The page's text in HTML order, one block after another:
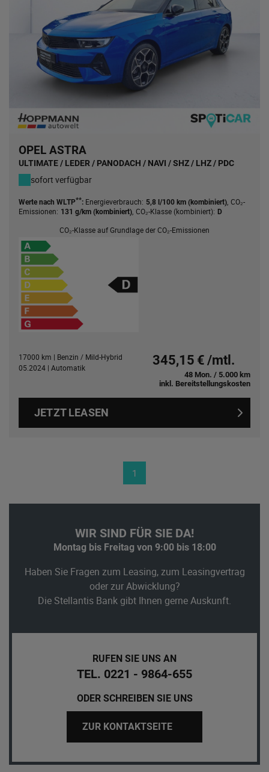
OPEL ASTRA
ULTIMATE / LEDER / PANODACH / NAVI / SHZ / LHZ / PDC
sofort verfügbar
Werte nach WLTP**: Energieverbrauch: 5,8 l/100 km (kombiniert) CO₂-
Emissionen: 131 g/km (kombiniert) CO₂-Klasse (kombiniert): D
CO₂-Klasse auf Grundlage der CO₂-Emissionen
17000 km | Benzin / Mild-Hybrid
05.2024 | Automatik
345,15 € /mtl.
48 Mon. / 5.000 km
inkl. Bereitstellungskosten
JETZT LEASEN
1
WIR SIND FÜR SIE DA!
Montag bis Freitag von 9:00 bis 18:00
Haben Sie Fragen zum Leasing, zum Leasingvertrag
oder zur Abwicklung?
Die Stellantis Bank gibt Ihnen gerne Auskunft.
RUFEN SIE UNS AN
TEL. 0221 - 9864-655
ODER SCHREIBEN SIE UNS
ZUR KONTAKTSEITE